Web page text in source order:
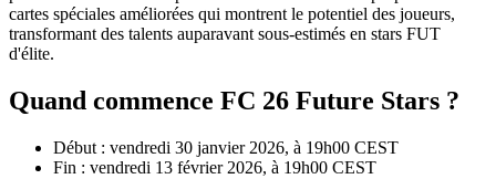
cartes spéciales améliorées qui montrent le potentiel des joueurs,
transformant des talents auparavant sous-estimés en stars FUT
d'élite.
Quand commence FC 26 Future Stars ?
Début : vendredi 30 janvier 2026, à 19h00 CEST
Fin : vendredi 13 février 2026, à 19h00 CEST